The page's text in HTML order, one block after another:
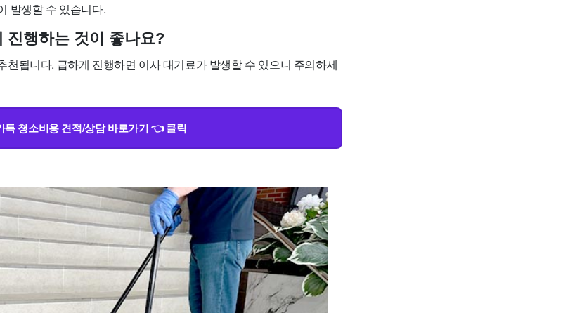
발생할 수 있습니다.
진행하는 것이 좋나요?
천됩니다. 급하게 진행하면 이사 대기료가 발생할 수 있으니 주의하세
톡 청소비용 견적/상담 바로가기 👈 클릭